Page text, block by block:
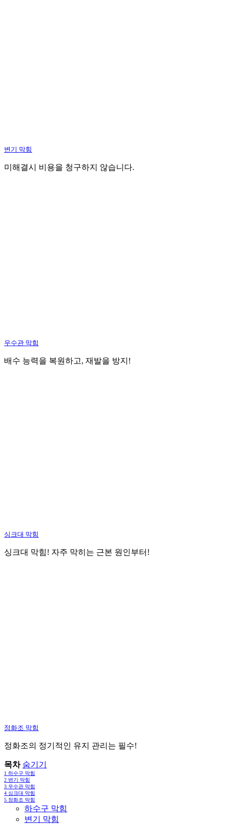
변기 막힘
미해결시 비용을 청구하지 않습니다.
우수관 막힘
배수 능력을 복원하고, 재발을 방지!
싱크대 막힘
싱크대 막힘! 자주 막히는 근본 원인부터!
정화조 막힘
정화조의 정기적인 유지 관리는 필수!
목차 숨기기
1 하수구 막힘
2 변기 막힘
3 우수관 막힘
4 싱크대 막힘
5 정화조 막힘
하수구 막힘
변기 막힘